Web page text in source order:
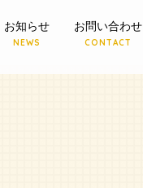
お知らせ
NEWS
お問い合わせ
CONTACT